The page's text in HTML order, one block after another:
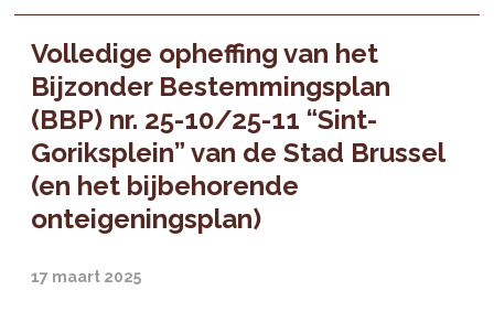
Volledige opheffing van het
Bijzonder Bestemmingsplan
(BBP) nr. 25-10/25-11 “Sint-
Goriksplein” van de Stad Brussel
(en het bijbehorende
onteigeningsplan)
17 maart 2025